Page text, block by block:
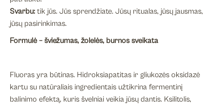
Svarbu: tik jūs. Jūs sprendžiate. Jūsų ritualas, jūsų jausmas,
jūsų pasirinkimas.
Formulė – šviežumas, žolelės, burnos sveikata
Fluoras yra būtinas. Hidroksiapatitas ir gliukozės oksidazė
kartu su natūraliais ingredientais užtikrina fermentinį
balinimo efektą, kuris švelniai veikia jūsų dantis. Ksilitolis,